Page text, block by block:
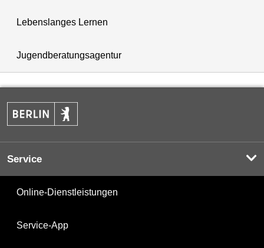
Lebenslanges Lernen
Jugendberatungsagentur
Service
Online-Dienstleistungen
Service-App